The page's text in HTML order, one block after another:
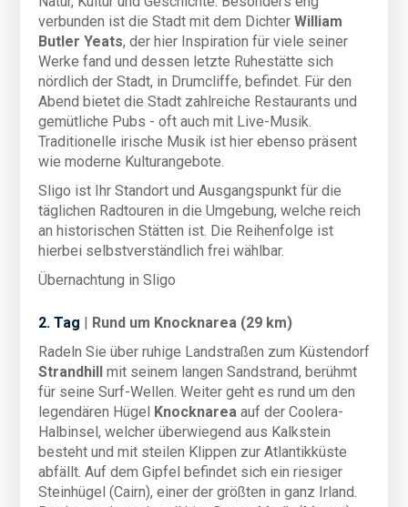
verbunden ist die Stadt mit dem Dichter William
Butler Yeats, der hier Inspiration für viele seiner
Werke fand und dessen letzte Ruhestätte sich
nördlich der Stadt, in Drumcliffe, befindet. Für den
Abend bietet die Stadt zahlreiche Restaurants und
gemütliche Pubs - oft auch mit Live-Musik.
Traditionelle irische Musik ist hier ebenso präsent
wie moderne Kulturangebote.
Sligo ist Ihr Standort und Ausgangspunkt für die
täglichen Radtouren in die Umgebung, welche reich
an historischen Stätten ist. Die Reihenfolge ist
hierbei selbstverständlich frei wählbar.
Übernachtung in Sligo
2. Tag | Rund um Knocknarea (29 km)
Radeln Sie über ruhige Landstraßen zum Küstendorf
Strandhill mit seinem langen Sandstrand, berühmt
für seine Surf-Wellen. Weiter geht es rund um den
legendären Hügel Knocknarea auf der Coolera-
Halbinsel, welcher überwiegend aus Kalkstein
besteht und mit steilen Klippen zur Atlantikküste
abfällt. Auf dem Gipfel befindet sich ein riesiger
Steinhügel (Cairn), einer der größten in ganz Irland.